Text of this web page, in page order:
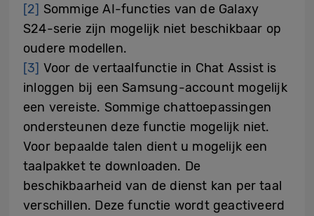
[2] Sommige AI-functies van de Galaxy
S24-serie zijn mogelijk niet beschikbaar op
oudere modellen.
[3] Voor de vertaalfunctie in Chat Assist is
inloggen bij een Samsung-account mogelijk
een vereiste. Sommige chattoepassingen
ondersteunen deze functie mogelijk niet.
Voor bepaalde talen dient u mogelijk een
taalpakket te downloaden. De
beschikbaarheid van de dienst kan per taal
verschillen. Deze functie wordt geactiveerd